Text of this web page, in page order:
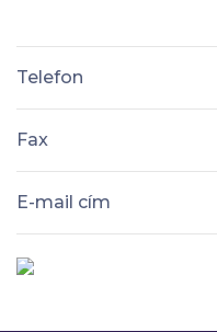
Telefon
Fax
E-mail cím